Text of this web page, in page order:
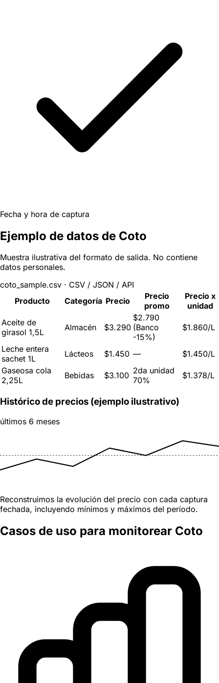
Fecha y hora de captura
Ejemplo de datos de Coto
Muestra ilustrativa del formato de salida. No contiene
datos personales.
coto_sample.csv · CSV / JSON / API
Producto
Categoría Precio
Precio
promo
Precio x
unidad
Aceite de
girasol 1,5L
Almacén $3.290
$2.790
(Banco
-15%)
$1.860/L
Leche entera
sachet 1L
Lácteos $1.450 —
$1.450/L
Gaseosa cola
2,25L
Bebidas $3.100 2da unidad
70%
$1.378/L
Histórico de precios (ejemplo ilustrativo)
últimos 6 meses
Reconstruimos la evolución del precio con cada captura
fechada, incluyendo mínimos y máximos del período.
Casos de uso para monitorear Coto